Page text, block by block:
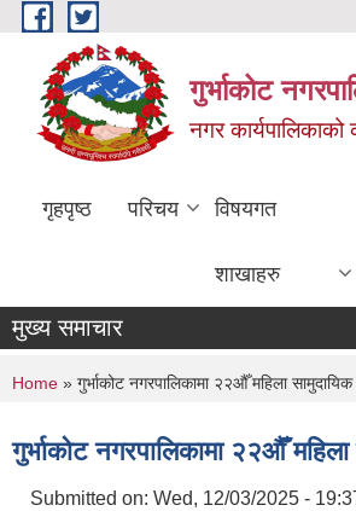
Skip to main content
गुर्भाकोट
नगर
गृहपृष्ठ परिचय विषयगत
शाखाहरु
मुख्य समाचार
You are here
Home » गुर्भाकोट नगरपालिकामा २२औँ महिला
गुर्भाकोट नगरपालिकामा २२औँ
Submitted on: Wed, 12/03/2025 -